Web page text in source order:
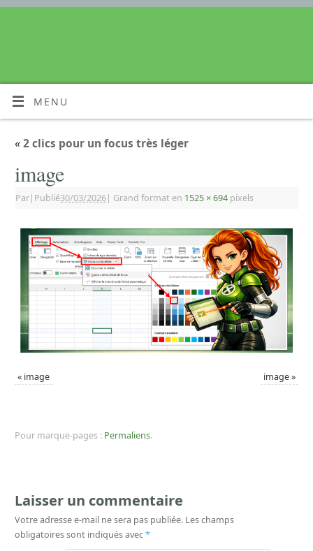
MENU
«2 clics pour un focus très léger
image
Par| Publié30/03/2026| Grand format en 1525 × 694 pixels
« image image»
Pour marque-pages : Permaliens.
Laisser un commentaire
Votre adresse e-mail ne sera pas publiée. Les champs
obligatoires sont indiqués avec*